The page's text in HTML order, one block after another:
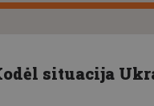
situacija